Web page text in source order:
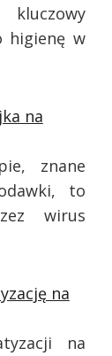
higienę w
na
znane
to
wirus
na
na